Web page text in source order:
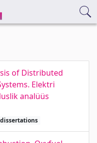
of Distributed
Elektri
analüüs
dissertations